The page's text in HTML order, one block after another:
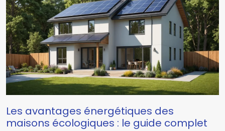
Les avantages énergétiques des
maisons écologiques : le guide complet